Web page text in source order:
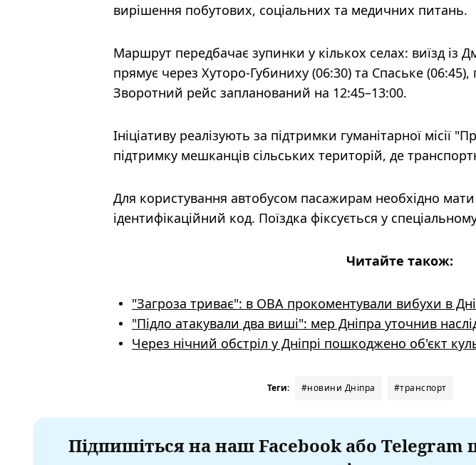
вирішення побутових, соціальних та медичних питань.
Маршрут передбачає зупинки у кількох селах: виїзд із
прямує через Хуторо-Губиниху (06:30) та Спаське
Зворотний рейс запланований на 12:45–13:00.
Ініціативу реалізують за підтримки гуманітарної місії
підтримку мешканців сільських територій, де
Для користування автобусом пасажирам необхідно
ідентифікаційний код. Поїздка фіксується у
Читайте також:
"Загроза триває": в ОВА прокоментували вибухи в
"Підло атакували два виші": мер Дніпра уточнив
Через нічний обстріл у Дніпрі пошкоджено об'єкт
Теги: #новини Дніпра #транспорт
Підпишіться на наш Facebook або